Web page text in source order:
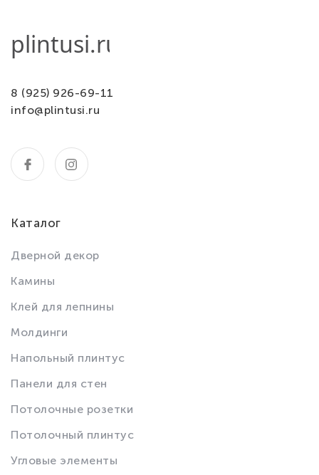
8 (925) 926-69-11
info@plintusi.ru
Каталог
Дверной декор
Камины
Клей для лепнины
Молдинги
Напольный плинтус
Панели для стен
Потолочные розетки
Потолочный плинтус
Угловые элементы